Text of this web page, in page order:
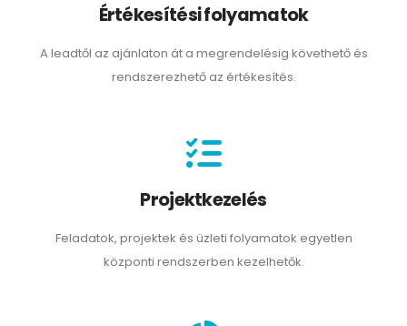
Értékesítési folyamatok
A leadtől az ajánlaton át a megrendelésig követhető és
rendszerezhető az értékesítés.
Projektkezelés
Feladatok, projektek és üzleti folyamatok egyetlen
központi rendszerben kezelhetők.